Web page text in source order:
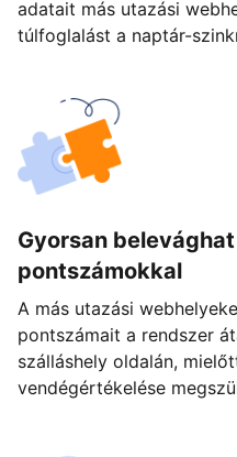
adatait más utazási
túlfoglalást a naptár-
Gyorsan
pontszámokkal
A más utazási
pontszámait a rendszer
szálláshely oldalán,
vendégértékelése